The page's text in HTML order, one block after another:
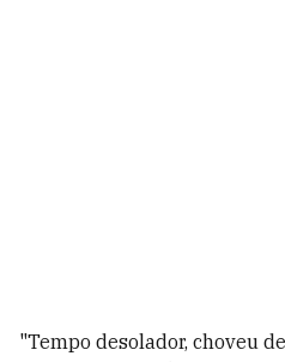
"Tempo desolador, choveu